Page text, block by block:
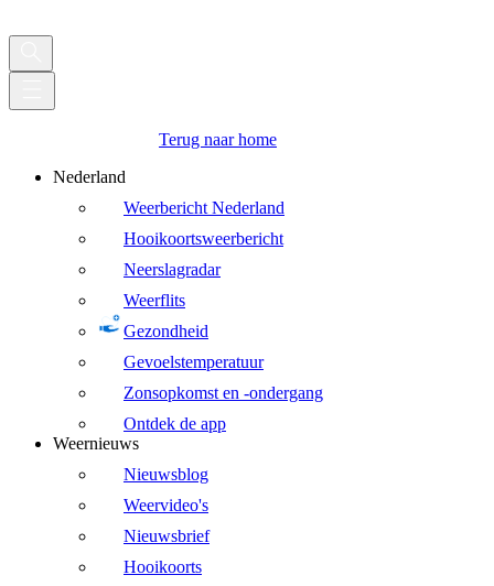
Terug naar home
Nederland
Weerbericht Nederland
Hooikoortsweerbericht
Neerslagradar
Weerflits
Gezondheid
Gevoelstemperatuur
Zonsopkomst en -ondergang
Ontdek de app
Weernieuws
Nieuwsblog
Weervideo's
Nieuwsbrief
Hooikoorts